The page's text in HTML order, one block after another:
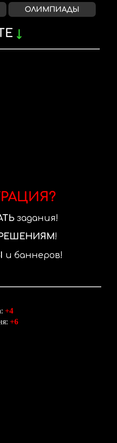
задания
и баннеров
ОЛИМПИАДЫ
+4
+6